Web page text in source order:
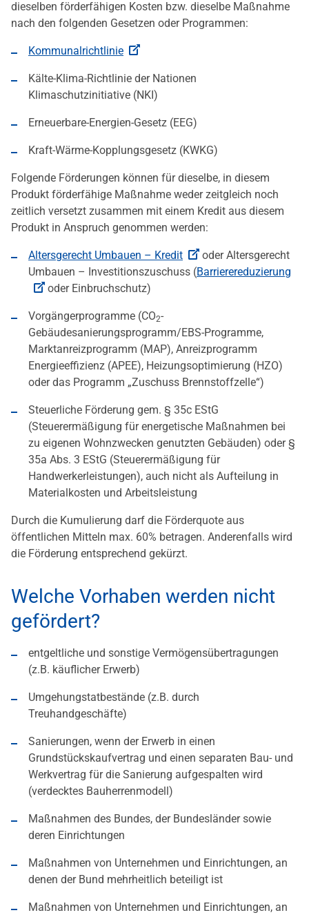
dieselben förderfähigen Kosten bzw. dieselbe Maßnahme
nach den folgenden Gesetzen oder Programmen:
Kommunalrichtlinie
Kälte-Klima-Richtlinie der Nationen
Klimaschutzinitiative (NKI)
Erneuerbare-Energien-Gesetz (EEG)
Kraft-Wärme-Kopplungsgesetz (KWKG)
Folgende Förderungen können für dieselbe, in diesem
Produkt förderfähige Maßnahme weder zeitgleich noch
zeitlich versetzt zusammen mit einem Kredit aus diesem
Produkt in Anspruch genommen werden:
Altersgerecht Umbauen – Kredit
oder Altersgerecht
Umbauen – Investitionszuschuss (Barrierereduzierung
oder Einbruchschutz)
Vorgängerprogramme (CO2-
Gebäudesanierungsprogramm/EBS-Programme,
Marktanreizprogramm (MAP), Anreizprogramm
Energieeffizienz (APEE), Heizungsoptimierung (HZO)
oder das Programm „Zuschuss Brennstoffzelle“)
Steuerliche Förderung gem. § 35c EStG
(Steuerermäßigung für energetische Maßnahmen bei
zu eigenen Wohnzwecken genutzten Gebäuden) oder §
35a Abs. 3 EStG (Steuerermäßigung für
Handwerkerleistungen), auch nicht als Aufteilung in
Materialkosten und Arbeitsleistung
Durch die Kumulierung darf die Förderquote aus
öffentlichen Mitteln max. 60% betragen. Anderenfalls wird
die Förderung entsprechend gekürzt.
Welche Vorhaben werden nicht
gefördert?
entgeltliche und sonstige Vermögensübertragungen
(z.B. käuflicher Erwerb)
Umgehungstatbestände (z.B. durch
Treuhandgeschäfte)
Sanierungen, wenn der Erwerb in einen
Grundstückskaufvertrag und einen separaten Bau- und
Werkvertrag für die Sanierung aufgespalten wird
(verdecktes Bauherrenmodell)
Maßnahmen des Bundes, der Bundesländer sowie
deren Einrichtungen
Maßnahmen von Unternehmen und Einrichtungen, an
denen der Bund mehrheitlich beteiligt ist
Maßnahmen von Unternehmen und Einrichtungen, an